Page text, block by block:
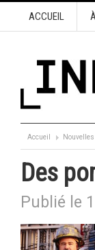
ACCUEIL
Accueil
Des
Publié le